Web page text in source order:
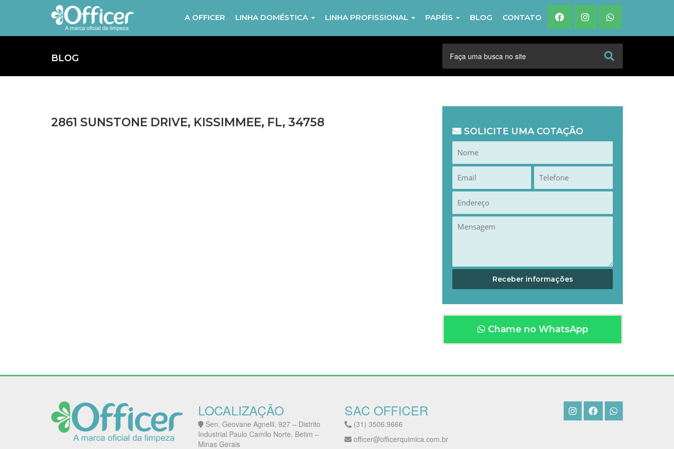
A OFFICER LINHA DOMÉSTICA LINHA PROFISSIONAL PAPÉIS BLOG CONTATO
BLOG
2861 SUNSTONE DRIVE, KISSIMMEE, FL, 34758
SOLICITE UMA COTAÇÃO
Chame no WhatsApp
LOCALIZAÇÃO
Sen. Geovane Agnelli, 927 – Distrito
Industrial Paulo Camilo Norte, Betim –
Minas Gerais
SAC OFFICER
(31) 3506.9666
officer@officerquimica.com.br